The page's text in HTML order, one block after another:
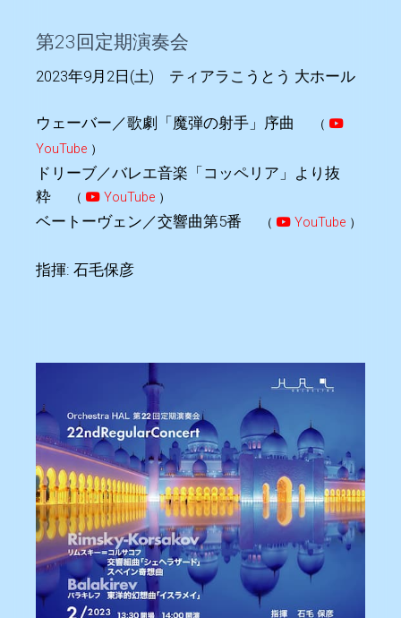
第23回定期演奏会
2023年9月2日(土) ティアラこうとう 大ホール
ウェーバー／歌劇「魔弾の射手」序曲
（
YouTube ）
ドリーブ／バレエ音楽「コッペリア」より抜
粋
（ YouTube ）
ベートーヴェン／交響曲第5番 （ YouTube ）
指揮: 石毛保彦